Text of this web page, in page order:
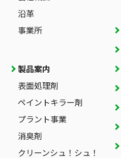
沿革
事業所
製品案内
表面処理剤
ペイントキラー剤
プラント事業
消臭剤
クリーンシュ！シュ！